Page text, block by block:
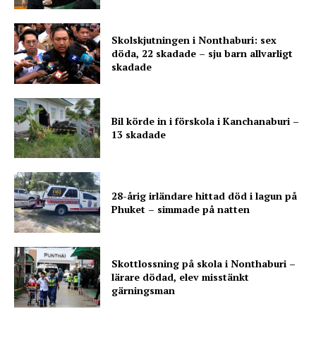
Skolskjutningen i Nonthaburi: sex
döda, 22 skadade – sju barn allvarligt
skadade
Bil körde in i förskola i Kanchanaburi –
13 skadade
28-årig irländare hittad död i lagun på
Phuket – simmade på natten
Skottlossning på skola i Nonthaburi –
lärare dödad, elev misstänkt
gärningsman